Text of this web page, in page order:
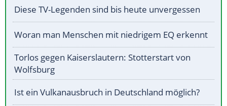
Diese TV-Legenden sind bis heute unvergessen
Woran man Menschen mit niedrigem EQ erkennt
Torlos gegen Kaiserslautern: Stotterstart von
Wolfsburg
Ist ein Vulkanausbruch in Deutschland möglich?